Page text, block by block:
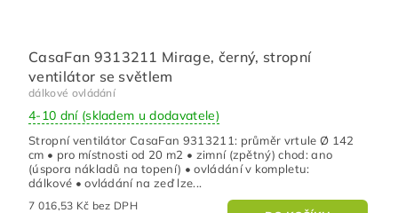
CasaFan 9313211 Mirage, černý, stropní
ventilátor se světlem
dálkové ovládání
4-10 dní (skladem u dodavatele)
Stropní ventilátor CasaFan 9313211: průměr vrtule Ø 142
cm • pro místnosti od 20 m2 • zimní (zpětný) chod: ano
(úspora nákladů na topení) • ovládání v kompletu:
dálkové • ovládání na zeď lze...
7 016,53 Kč bez DPH